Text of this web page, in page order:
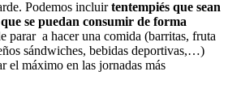
Podemos incluirtentempiés que sean
se puedan consumir de forma
parar a hacer una comida (barritas, fruta
sándwiches, bebidas deportivas,…)
el máximo en las jornadas más